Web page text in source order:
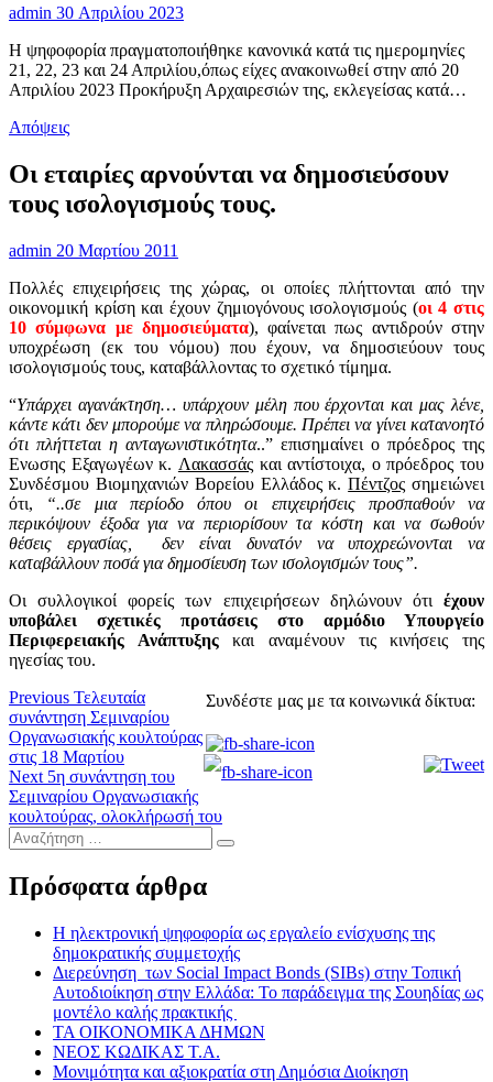
admin 30 Απριλίου 2023
Η ψηφοφορία πραγματοποιήθηκε κανονικά κατά τις ημερομηνίες
21, 22, 23 και 24 Απριλίου,όπως είχες ανακοινωθεί στην από 20
Απριλίου 2023 Προκήρυξη Αρχαιρεσιών της, εκλεγείσας κατά…
Απόψεις
Οι εταιρίες αρνούνται να δημοσιεύσουν
τους ισολογισμούς τους.
admin 20 Μαρτίου 2011
Πολλές επιχειρήσεις της χώρας, οι οποίες πλήττονται από την
οικονομική κρίση και έχουν ζημιογόνους ισολογισμούς (οι 4 στις
10 σύμφωνα με δημοσιεύματα), φαίνεται πως αντιδρούν στην
υποχρέωση (εκ του νόμου) που έχουν, να δημοσιεύουν τους
ισολογισμούς τους, καταβάλλοντας το σχετικό τίμημα.
“Υπάρχει αγανάκτηση… υπάρχουν μέλη που έρχονται και μας λένε,
κάντε κάτι δεν μπορούμε να πληρώσουμε. Πρέπει να γίνει κατανοητό
ότι πλήττεται η ανταγωνιστικότητα..” επισημαίνει ο πρόεδρος της
Ενωσης Εξαγωγέων κ. Λακασσάςκαι αντίστοιχα, ο πρόεδρος του
Συνδέσμου Βιομηχανιών Βορείου Ελλάδος κ.Πέντζος σημειώνει
ότι,
“..σε μια περίοδο όπου οι επιχειρήσεις προσπαθούν να
περικόψουν έξοδα για να περιορίσουν τα κόστη και να σωθούν
θέσεις εργασίας, δεν είναι δυνατόν να υποχρεώνονται να
καταβάλλουν ποσά για δημοσίευση των ισολογισμών τους”.
Οι συλλογικοί φορείς των επιχειρήσεων δηλώνουν ότι έχουν
υποβάλει σχετικές προτάσεις στο αρμόδιο Υπουργείο
Περιφερειακής Ανάπτυξηςκαι αναμένουν τις κινήσεις της
ηγεσίας του.
Συνδέστε μας με τα κοινωνικά δίκτυα:
Πλοήγηση
άρθρων
Previous Previous
post:
Τελευταία
συνάντηση Σεμιναρίου
Οργανωσιακής κουλτούρας
στις 18 Μαρτίου
Next Next
post:
5η συνάντηση του
Σεμιναρίου Οργανωσιακής
κουλτούρας, ολοκλήρωσή του
Αναζήτηση
…
Πρόσφατα άρθρα
Η ηλεκτρονική ψηφοφορία ως εργαλείο ενίσχυσης της
δημοκρατικής συμμετοχής
Διερεύνηση των Social Impact Bonds (SIBs) στην Τοπική
Αυτοδιοίκηση στην Ελλάδα: Το παράδειγμα της Σουηδίας ως
μοντέλο καλής πρακτικής
ΤΑ ΟΙΚΟΝΟΜΙΚΑ ΔΗΜΩΝ
ΝΕΟΣ ΚΩΔΙΚΑΣ Τ.Α.
Μονιμότητα και αξιοκρατία στη Δημόσια Διοίκηση